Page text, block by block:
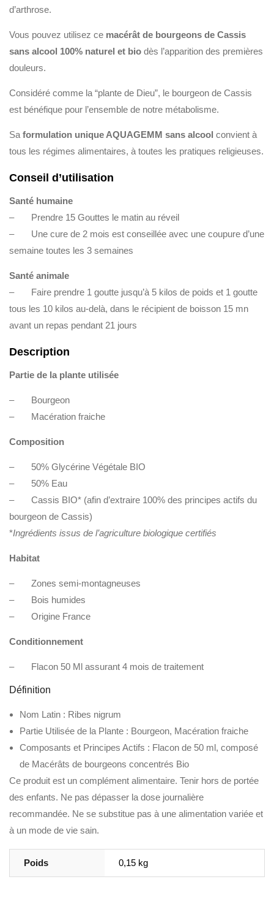
d’arthrose.
Vous pouvez utilisez ce macérât de bourgeons de Cassis
sans alcool 100% naturel et bio dès l’apparition des premières
douleurs.
Considéré comme la “plante de Dieu”, le bourgeon de Cassis
est bénéfique pour l’ensemble de notre métabolisme.
Sa formulation unique AQUAGEMM sans alcool convient à
tous les régimes alimentaires, à toutes les pratiques religieuses.
Conseil d’utilisation
Santé humaine
– Prendre 15 Gouttes le matin au réveil
– Une cure de 2 mois est conseillée avec une coupure d’une
semaine toutes les 3 semaines
Santé animale
– Faire prendre 1 goutte jusqu’à 5 kilos de poids et 1 goutte
tous les 10 kilos au-delà, dans le récipient de boisson 15 mn
avant un repas pendant 21 jours
Description
Partie de la plante utilisée
– Bourgeon
– Macération fraiche
Composition
– 50% Glycérine Végétale BIO
– 50% Eau
– Cassis BIO* (afin d’extraire 100% des principes actifs du
bourgeon de Cassis)
*Ingrédients issus de l’agriculture biologique certifiés
Habitat
– Zones semi-montagneuses
– Bois humides
– Origine France
Conditionnement
– Flacon 50 Ml assurant 4 mois de traitement
Définition
Nom Latin : Ribes nigrum
Partie Utilisée de la Plante : Bourgeon, Macération fraiche
Composants et Principes Actifs : Flacon de 50 ml, composé
de Macérâts de bourgeons concentrés Bio
Ce produit est un complément alimentaire. Tenir hors de portée
des enfants. Ne pas dépasser la dose journalière
recommandée. Ne se substitue pas à une alimentation variée et
à un mode de vie sain.
Poids 0,15 kg